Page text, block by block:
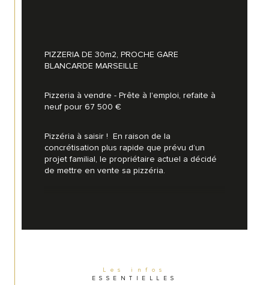
Les infos
ESSENTIELLES
PIZZERIA DE 30m2, PROCHE GARE
BLANCARDE MARSEILLE
Pizzeria à vendre - Prête à l'emploi, refaite à
neuf pour 67 500 €
Pizzéria à saisir !  En raison de la
concrétisation plus rapide que prévu d’un
projet familial, le propriétaire actuel a décidé
de mettre en vente sa pizzéria.
d'augmentation du chiffre d'affaires. Cette
opportunité est d'autant plus grande que la